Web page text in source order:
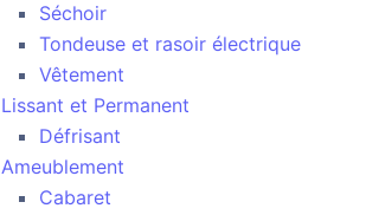
Séchoir
Tondeuse et rasoir électrique
Vêtement
Lissant et Permanent
Défrisant
Ameublement
Cabaret